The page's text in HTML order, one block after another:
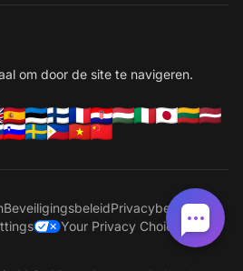
om door de site te navigeren.
BeveiligingsbeleidPrivacybeleidAVG
Your Privacy Choices